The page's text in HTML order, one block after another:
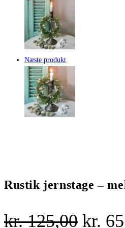
Næste produkt
Rustik jernstage –
kr.125,00 Den
kr.